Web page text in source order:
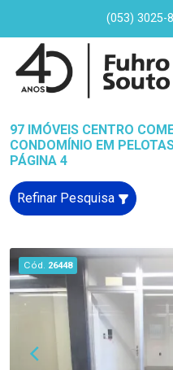
(053) 3025-
97 IMÓVEIS CENTRO
CONDOMÍNIO EM
PÁGINA 4
Refinar Pesquisa
Cód. 26448